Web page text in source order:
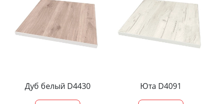
Дуб белый D4430 Юта D4091